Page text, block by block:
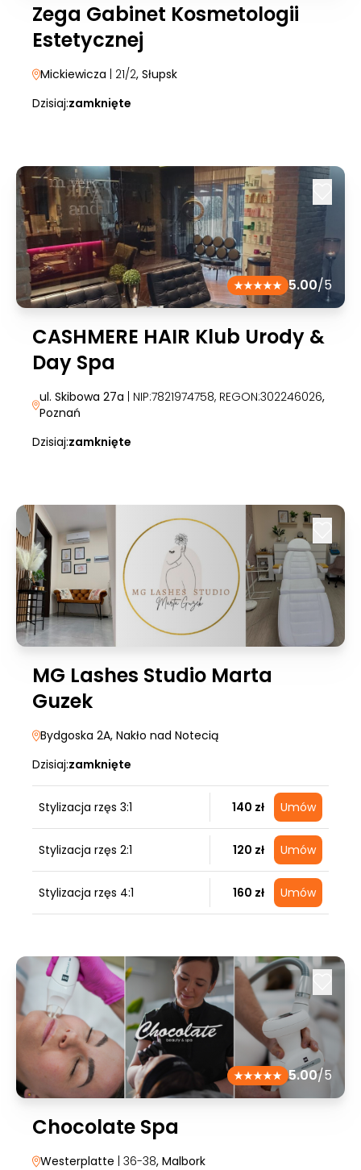
Zega Gabinet Kosmetologii
Estetycznej
Mickiewicza | 21/2, Słupsk
Dzisiaj:zamknięte
5.00/5
CASHMERE HAIR Klub Urody &
Day Spa
ul. Skibowa 27a | NIP:7821974758, REGON:302246026,
Poznań
Dzisiaj:zamknięte
MG Lashes Studio Marta
Guzek
Bydgoska 2A, Nakło nad Notecią
Dzisiaj:zamknięte
Stylizacja rzęs 3:1 140 zł Umów
Stylizacja rzęs 2:1 120 zł Umów
Stylizacja rzęs 4:1 160 zł Umów
5.00/5
Chocolate Spa
Westerplatte | 36-38, Malbork